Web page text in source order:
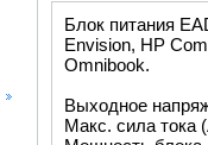
Блок питания
Envision, HP
Omnibook.
Выходное
Макс. сила тока